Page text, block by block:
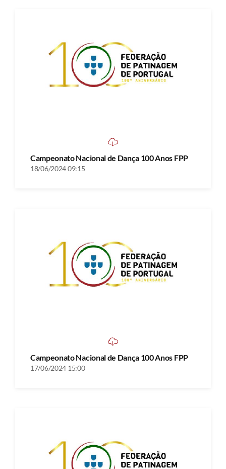
Campeonato Nacional de Dança 100 Anos FPP
18/06/2024 09:15
Campeonato Nacional de Dança 100 Anos FPP
17/06/2024 15:00